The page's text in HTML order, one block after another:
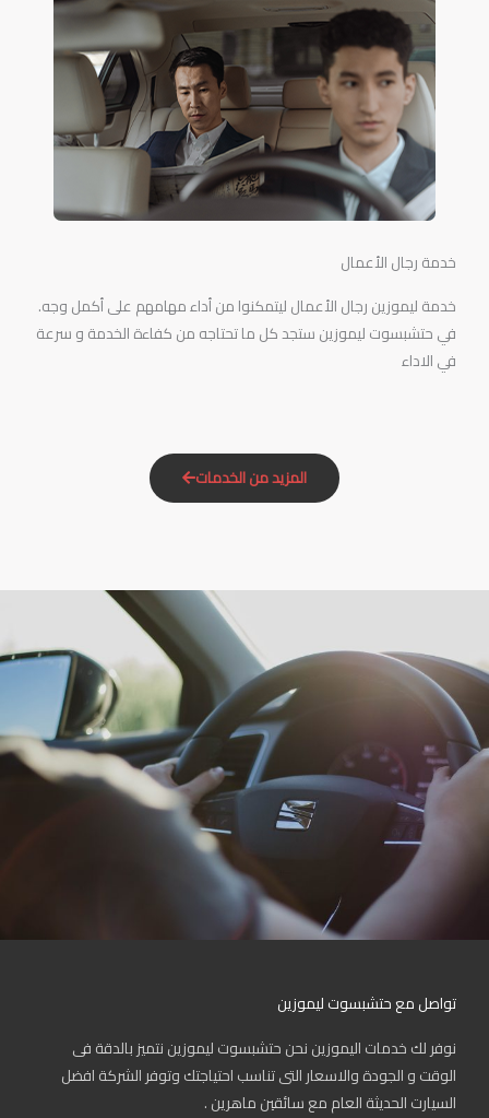
خدمة رجال الأعمال
خدمة ليموزين رجال الأعمال ليتمكنوا من أداء مهامهم على أكمل وجه.
في حتشبسوت ليموزين ستجد كل ما تحتاجه من كفاءة الخدمة و سرعة
في الاداء
المزيد من الخدمات
تواصل مع حتشبسوت ليموزين
نوفر لك خدمات اليموزين نحن حتشبسوت ليموزين نتميز بالدقة فى
الوقت و الجودة والاسعار التى تناسب احتياجتك وتوفر الشركة افضل
السيارت الحديثة العام مع سائقين ماهرين .